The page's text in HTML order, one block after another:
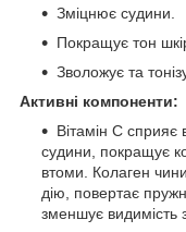
Зміцнює судини.
Покращує тон
Зволожує та
Активні компоненти:
Вітамін C
судини, покращує
втоми. Колаген
дію, повертає
зменшує видимість